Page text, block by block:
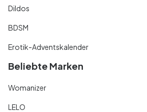
Dildos
BDSM
Erotik-Adventskalender
Beliebte Marken
Womanizer
LELO